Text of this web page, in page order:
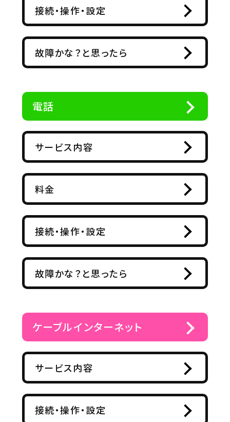
接続・操作・設定
故障かな？と思ったら
電話
サービス内容
料金
接続・操作・設定
故障かな？と思ったら
ケーブルインターネット
サービス内容
接続・操作・設定